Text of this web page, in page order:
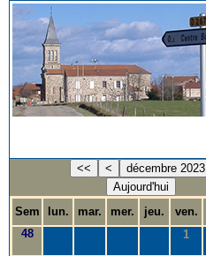
<< <
décembre 2023
Aujourd'hui
Sem
lun. mar. mer. jeu. ven.
48
1